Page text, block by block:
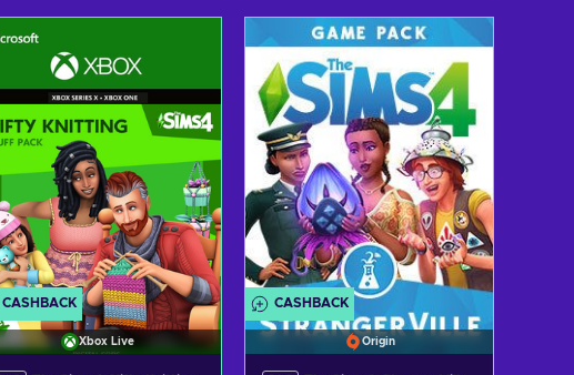
View offers
Kosárba
View offers
CASHBACK
Xbox Live
CASHBACK
Origin